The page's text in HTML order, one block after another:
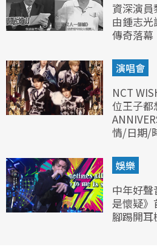
資深演員
由鍾志光
傳奇落幕
演唱會
NCT
位王子都
情/日期/
娛樂
中年好聲
是懷疑》
腳踢開耳